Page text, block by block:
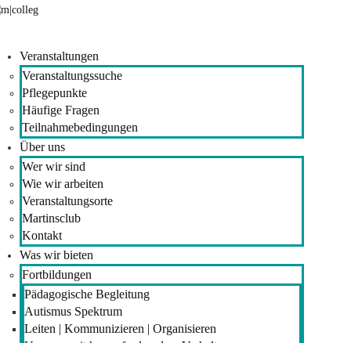
Veranstaltungen
Veranstaltungssuche
Pflegepunkte
Häufige Fragen
Teilnahmebedingungen
Über uns
Wer wir sind
Wie wir arbeiten
Veranstaltungsorte
Martinsclub
Kontakt
Was wir bieten
Fortbildungen
Pädagogische Begleitung
Autismus Spektrum
Leiten | Kommunizieren | Organisieren